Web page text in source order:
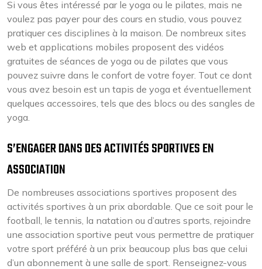
Si vous êtes intéressé par le yoga ou le pilates, mais ne
voulez pas payer pour des cours en studio, vous pouvez
pratiquer ces disciplines à la maison. De nombreux sites
web et applications mobiles proposent des vidéos
gratuites de séances de yoga ou de pilates que vous
pouvez suivre dans le confort de votre foyer. Tout ce dont
vous avez besoin est un tapis de yoga et éventuellement
quelques accessoires, tels que des blocs ou des sangles de
yoga.
S’ENGAGER DANS DES ACTIVITÉS SPORTIVES EN
ASSOCIATION
De nombreuses associations sportives proposent des
activités sportives à un prix abordable. Que ce soit pour le
football, le tennis, la natation ou d’autres sports, rejoindre
une association sportive peut vous permettre de pratiquer
votre sport préféré à un prix beaucoup plus bas que celui
d’un abonnement à une salle de sport. Renseignez-vous